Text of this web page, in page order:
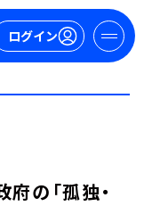
ログイン
の「孤独・